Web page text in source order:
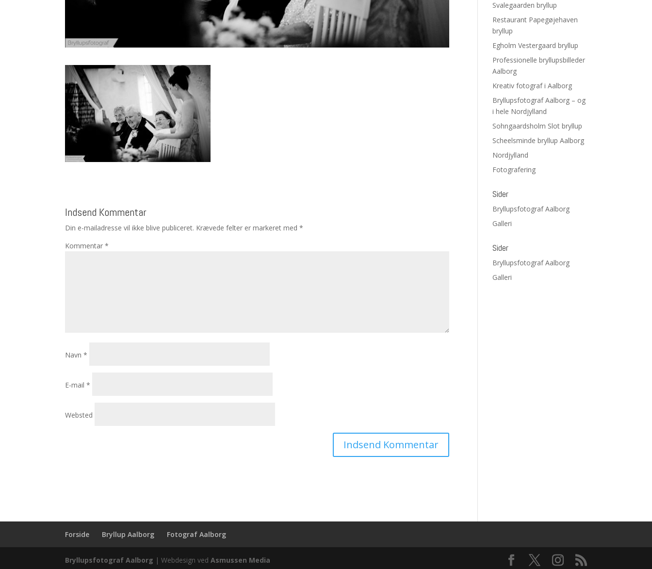
Indsend Kommentar
Din e-mailadresse vil ikke blive publiceret. Krævede felter er markeret med*
Kommentar*
Navn*
E-mail*
Websted
Svalegaarden bryllup
Restaurant Papegøjehaven
bryllup
Egholm Vestergaard bryllup
Professionelle bryllupsbilleder
Aalborg
Kreativ fotograf i Aalborg
Bryllupsfotograf Aalborg – og
i hele Nordjylland
Sohngaardsholm Slot bryllup
Scheelsminde bryllup Aalborg
Nordjylland
Fotografering
Sider
Bryllupsfotograf Aalborg
Galleri
Sider
Bryllupsfotograf Aalborg
Galleri
Forside Bryllup Aalborg Fotograf Aalborg
Bryllupsfotograf Aalborg | Webdesign vedAsmussen Media